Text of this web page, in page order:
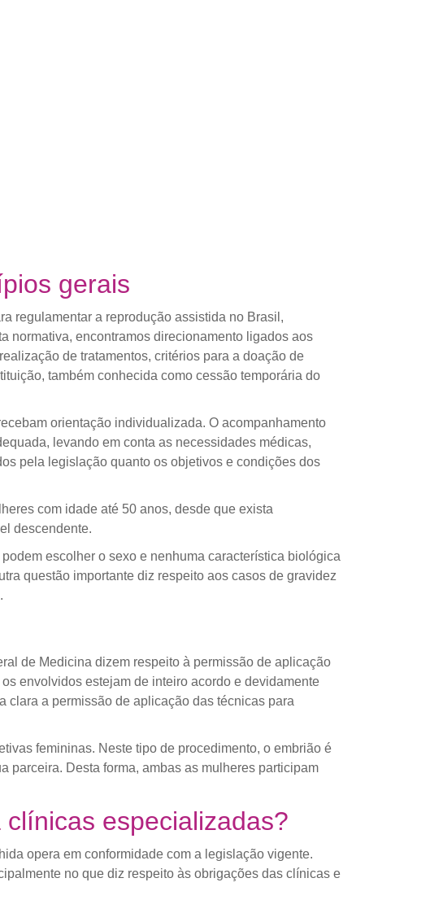
gerais
regulamentar a reprodução assistida no Brasil,
normativa, encontramos direcionamento ligados aos
de tratamentos, critérios para a doação de
também conhecida como cessão temporária do
orientação individualizada. O acompanhamento
levando em conta as necessidades médicas,
pela legislação quanto os objetivos e condições dos
com idade até 50 anos, desde que exista
descendente.
escolher o sexo e nenhuma característica biológica
questão importante diz respeito aos casos de gravidez
de Medicina dizem respeito à permissão de aplicação
envolvidos estejam de inteiro acordo e devidamente
clara a permissão de aplicação das técnicas para
femininas. Neste tipo de procedimento, o embrião é
parceira. Desta forma, ambas as mulheres participam
especializadas?
opera em conformidade com a legislação vigente.
no que diz respeito às obrigações das clínicas e